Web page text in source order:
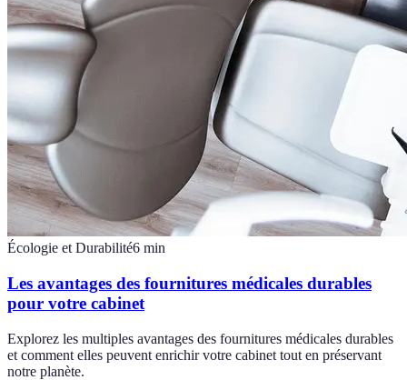
Écologie et Durabilité6 min
Les avantages des fournitures médicales durables
pour votre cabinet
Explorez les multiples avantages des fournitures médicales durables
et comment elles peuvent enrichir votre cabinet tout en préservant
notre planète.